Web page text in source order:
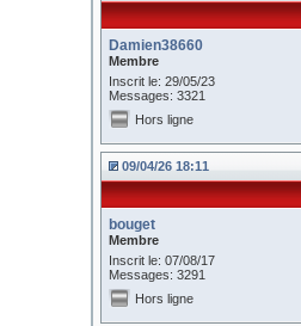
Damien38660
Membre
Inscrit le: 29/05/23
Messages: 3321
Hors ligne
09/04/26 18:11
bouget
Membre
Inscrit le: 07/08/17
Messages: 3291
Hors ligne